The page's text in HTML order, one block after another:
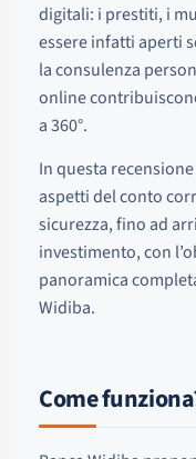
digitali: i prestiti, i
essere infatti aperti
la consulenza
online
a 360°.
In questa
aspetti del conto
sicurezza, fino ad
investimento, con
panoramica
Widiba.
Come